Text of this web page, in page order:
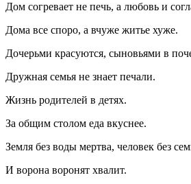
Дом согревает не печь, а любовь и
Дома все споро, а вчуже житье хуже.
Дочерьми красуются, сыновьями в
Дружная семья не знает печали.
Жизнь родителей в детях.
За общим столом еда вкуснее.
Земля без воды мертва, человек без
И ворона воронят хвалит.